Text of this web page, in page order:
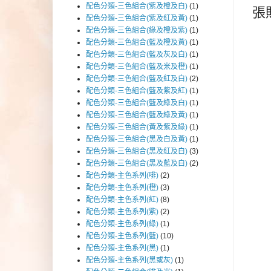
張
配色分類-三色組合(紫及橙及白) (1)
配色分類-三色組合(紫及紅及黃) (1)
配色分類-三色組合(綠及橙及紫) (1)
配色分類-三色組合(藍及橙及黃) (1)
配色分類-三色組合(藍及灰及白) (1)
配色分類-三色組合(藍及米及橙) (1)
配色分類-三色組合(藍及紅及白) (2)
配色分類-三色組合(藍及紫及紅) (1)
配色分類-三色組合(藍及綠及白) (1)
配色分類-三色組合(藍及綠及黃) (1)
配色分類-三色組合(黃及紫及綠) (1)
配色分類-三色組合(黑及白及黃) (1)
配色分類-三色組合(黑及紅及白) (3)
配色分類-三色組合(黑及藍及白) (2)
配色分類-主色系列(啡) (2)
配色分類-主色系列(橙) (3)
配色分類-主色系列(紅) (8)
配色分類-主色系列(紫) (2)
配色分類-主色系列(綠) (1)
配色分類-主色系列(藍) (10)
配色分類-主色系列(黑) (1)
配色分類-主色系列(黑或灰) (1)